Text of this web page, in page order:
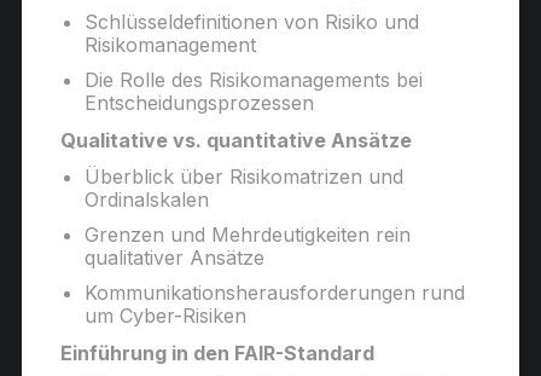
Schlüsseldefinitionen von Risiko und
Risikomanagement
Die Rolle des Risikomanagements bei
Entscheidungsprozessen
Qualitative vs. quantitative Ansätze
Überblick über Risikomatrizen und
Ordinalskalen
Grenzen und Mehrdeutigkeiten rein
qualitativer Ansätze
Kommunikationsherausforderungen rund
um Cyber-Risiken
Einführung in den FAIR-Standard